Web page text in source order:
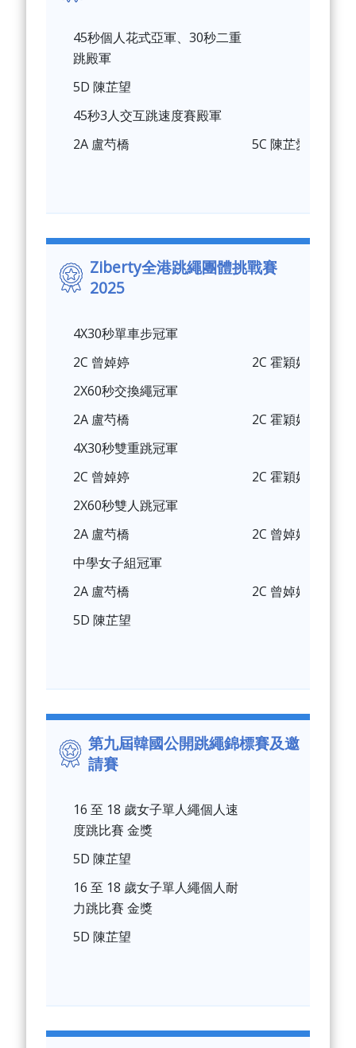
45秒個人花式亞軍、30秒二重
跳殿軍
5D 陳芷望
45秒3人交互跳速度賽殿軍
2A 盧芍橋
5C 陳芷愛
Ziberty全港跳繩團體挑戰賽
2025
4X30秒單車步冠軍
2C 曾婥婷
2C 霍穎妍
⁠⁠2X60秒交換繩冠軍
2A 盧芍橋
2C 霍穎妍
4X30秒雙重跳冠軍
2C 曾婥婷
2C 霍穎妍
2X60秒雙人跳冠軍
2A 盧芍橋
2C 曾婥婷
中學女子組冠軍
2A 盧芍橋
2C 曾婥婷
5D 陳芷望
第九屆韓國公開跳繩錦標賽及邀
請賽
16 至 18 歲女子單人繩個人速
度跳比賽 金獎
5D 陳芷望
16 至 18 歲女子單人繩個人耐
力跳比賽 金獎
5D 陳芷望